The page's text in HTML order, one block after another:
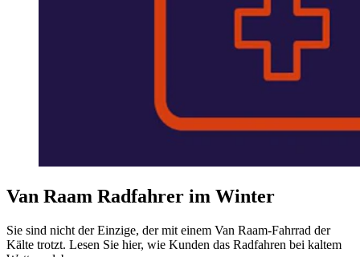
Van Raam Radfahrer im Winter
Sie sind nicht der Einzige, der mit einem Van Raam-Fahrrad der
Kälte trotzt. Lesen Sie hier, wie Kunden das Radfahren bei kaltem